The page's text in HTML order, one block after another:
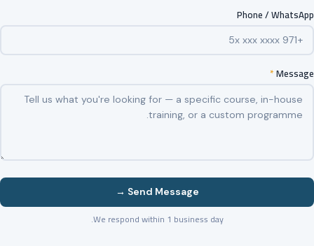
Phone / WhatsApp
Message
*
Send Message →
We respond within 1 business day.